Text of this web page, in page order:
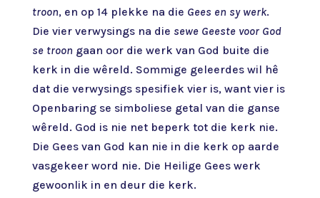
troon, en op 14 plekke na die Gees en sy werk.
Die vier verwysings na die sewe Geeste voor God
se troon gaan oor die werk van God buite die
kerk in die wêreld. Sommige geleerdes wil hê
dat die verwysings spesifiek vier is, want vier is
Openbaring se simboliese getal van die ganse
wêreld. God is nie net beperk tot die kerk nie.
Die Gees van God kan nie in die kerk op aarde
vasgekeer word nie. Die Heilige Gees werk
gewoonlik in en deur die kerk.